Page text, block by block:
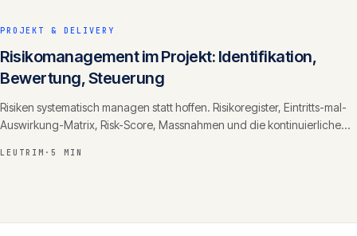
PROJEKT & DELIVERY
Risikomanagement im Projekt: Identifikation,
Bewertung, Steuerung
Risiken systematisch managen statt hoffen. Risikoregister, Eintritts-mal-
Auswirkung-Matrix, Risk-Score, Massnahmen und die kontinuierliche
LEUTRIM · 5 MIN